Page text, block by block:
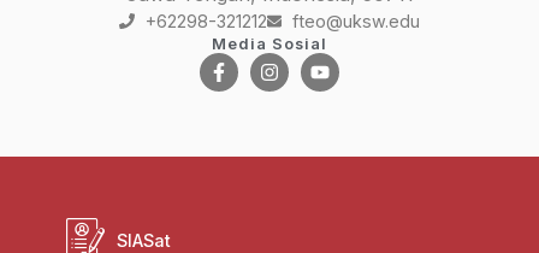
+62298-321212 fteo@uksw.edu
Media Sosial
SIASat